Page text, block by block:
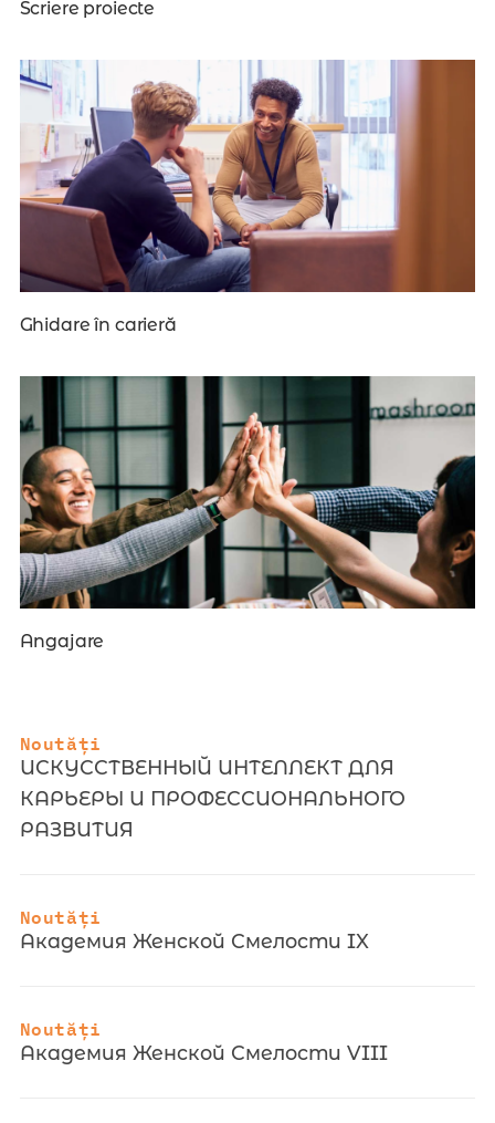
Scriere proiecte
Ghidare în carieră
Angajare
Noutăți
ИСКУССТВЕННЫЙ ИНТЕЛЛЕКТ ДЛЯ
КАРЬЕРЫ И ПРОФЕССИОНАЛЬНОГО
РАЗВИТИЯ
Noutăți
Академия Женской Смелости IX
Noutăți
Академия Женской Смелости VIII